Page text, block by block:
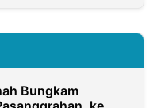
Bungkam